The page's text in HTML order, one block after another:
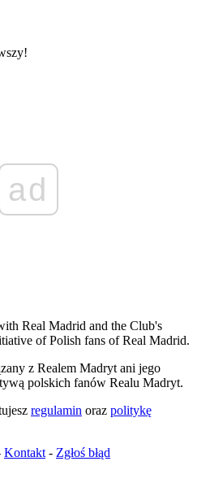
ad
Real Madrid and the Club's
of Polish fans of Real Madrid.
z Realem Madryt ani jego
polskich fanów Realu Madryt.
regulamin oraz politykę
Kontakt - Zgłoś błąd